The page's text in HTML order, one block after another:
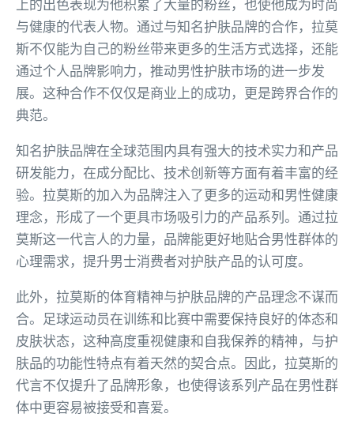
上的出色表现为他积累了大量的粉丝，也使他成为时尚
与健康的代表人物。通过与知名护肤品牌的合作，拉莫
斯不仅能为自己的粉丝带来更多的生活方式选择，还能
通过个人品牌影响力，推动男性护肤市场的进一步发
展。这种合作不仅仅是商业上的成功，更是跨界合作的
典范。
知名护肤品牌在全球范围内具有强大的技术实力和产品
研发能力，在成分配比、技术创新等方面有着丰富的经
验。拉莫斯的加入为品牌注入了更多的运动和男性健康
理念，形成了一个更具市场吸引力的产品系列。通过拉
莫斯这一代言人的力量，品牌能更好地贴合男性群体的
心理需求，提升男士消费者对护肤产品的认可度。
此外，拉莫斯的体育精神与护肤品牌的产品理念不谋而
合。足球运动员在训练和比赛中需要保持良好的体态和
皮肤状态，这种高度重视健康和自我保养的精神，与护
肤品的功能性特点有着天然的契合点。因此，拉莫斯的
代言不仅提升了品牌形象，也使得该系列产品在男性群
体中更容易被接受和喜爱。